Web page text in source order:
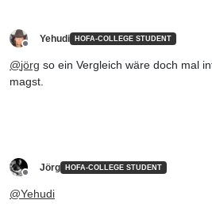
Yehudi HOFA-COLLEGE STUDENT
@jörg so ein Vergleich wäre doch mal
magst.
Jörg HOFA-COLLEGE STUDENT
@Yehudi